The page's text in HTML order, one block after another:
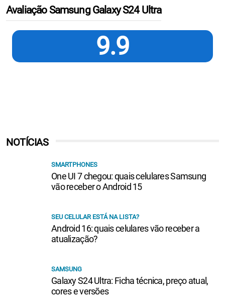
Avaliação Samsung Galaxy S24 Ultra
9.9
NOTÍCIAS
SMARTPHONES
One UI 7 chegou: quais celulares Samsung
vão receber o Android 15
SEU CELULAR ESTÁ NA LISTA?
Android 16: quais celulares vão receber a
atualização?
SAMSUNG
Galaxy S24 Ultra: Ficha técnica, preço atual,
cores e versões